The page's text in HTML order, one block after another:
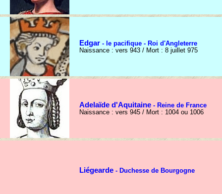
Edgar - le pacifique - Roi d'Angleterre
Naissance : vers 943 / Mort : 8 juillet 975
Adelaïde d'Aquitaine - Reine de France
Naissance : vers 945 / Mort : 1004 ou 1006
Liégearde - Duchesse de Bourgogne